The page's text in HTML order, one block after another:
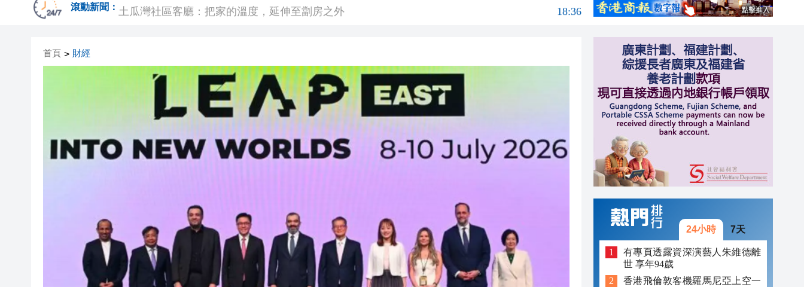
滾動新聞： 土瓜灣社區客廳：把家的溫度，延伸至劏房之外
18:36
【新股最前線】物理AI第一股MOMENTA上市 曹旭東：與上汽互相持股 共同打造標桿產品
華南理工大學成果獲國家自然科學獎
中山大學兩項成果獲2025年度國家科學技術獎
LEAP East │ 首屆LEAP East在港開幕 香港聯通中東創科新橋樑
18:53
莎莎國際Q1總營業額增長22.9%
機艙「突發保安事件」去年達38宗按年增一倍 運輸及物流局：近年航班數目增多
【新股最前線】物理AI第一股MOMENTA上市 曹旭東：與上汽互相持股 共同打造標桿產品
首頁 > 財經
24小時 7天
有專頁透露資深演藝人朱維德離
世 享年94歲
香港飛倫敦客機羅馬尼亞上空一